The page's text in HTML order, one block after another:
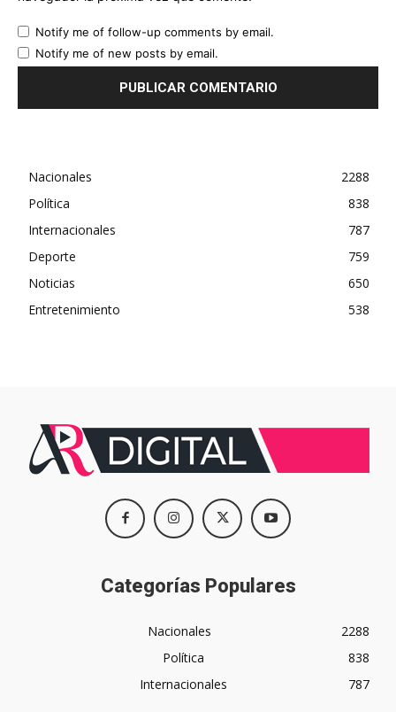
Notify me of follow-up comments by email.
Notify me of new posts by email.
Nacionales
2288
Política
838
Internacionales
787
Deporte
759
Noticias
650
Entretenimiento
538
Categorías Populares
Nacionales
2288
Política
838
Internacionales
787